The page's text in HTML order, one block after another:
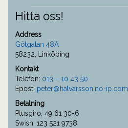
Hitta oss!
Address
Götgatan 48A
58232, Linköping
Kontakt
Telefon: 013 – 10 43 50
Epost: peter@halvarsson.no-ip.com
Betalning
Plusgiro: 49 61 30-6
Swish: 123 521 9738